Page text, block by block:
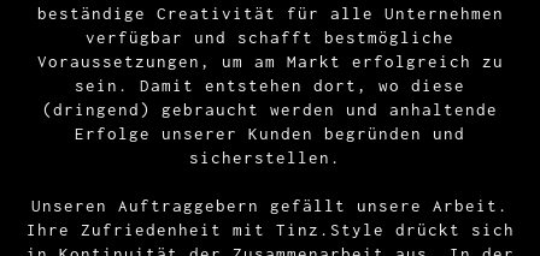
beständige Creativität für alle Unternehmen
verfügbar und schafft bestmögliche
Voraussetzungen, um am Markt erfolgreich zu
sein. Damit entstehen dort, wo diese
(dringend) gebraucht werden und anhaltende
Erfolge unserer Kunden begründen und
sicherstellen.
Unseren Auftraggebern gefällt unsere Arbeit.
Ihre Zufriedenheit mit Tinz.Style drückt sich